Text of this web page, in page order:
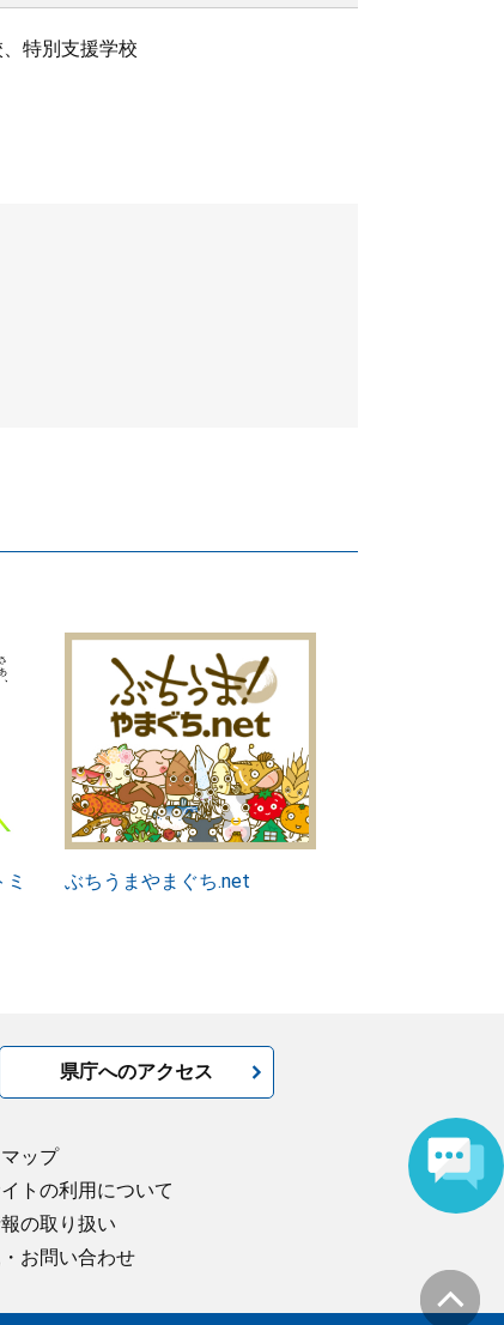
特別支援学校
ぶちうまやまぐち.net
県庁へのアクセス
ップ
トの利用について
の取り扱い
お問い合わせ